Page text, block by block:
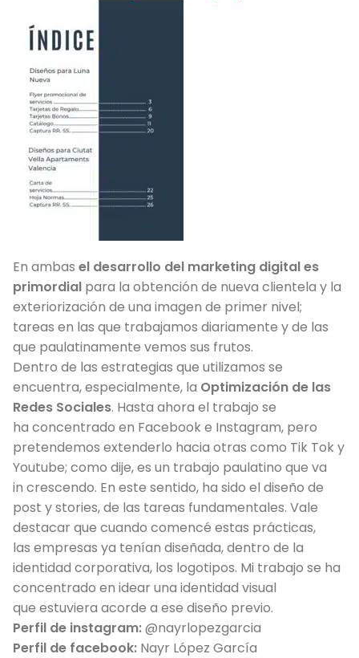
En ambas el desarrollo del marketing digital es
primordial para la obtención de nueva clientela y la
exteriorización de una imagen de primer nivel;
tareas en las que trabajamos diariamente y de las
que paulatinamente vemos sus frutos.
Dentro de las estrategias que utilizamos se
encuentra, especialmente, la Optimización de las
Redes Sociales. Hasta ahora el trabajo se
ha concentrado en Facebook e Instagram, pero
pretendemos extenderlo hacia otras como Tik Tok y
Youtube; como dije, es un trabajo paulatino que va
in crescendo. En este sentido, ha sido el diseño de
post y stories, de las tareas fundamentales. Vale
destacar que cuando comencé estas prácticas,
las empresas ya tenían diseñada, dentro de la
identidad corporativa, los logotipos. Mi trabajo se ha
concentrado en idear una identidad visual
que estuviera acorde a ese diseño previo.
Perfil de instagram:@nayrlopezgarcia
Perfil de facebook: Nayr López García